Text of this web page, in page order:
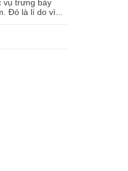
vụ trưng bày
Đó là lí do vì...